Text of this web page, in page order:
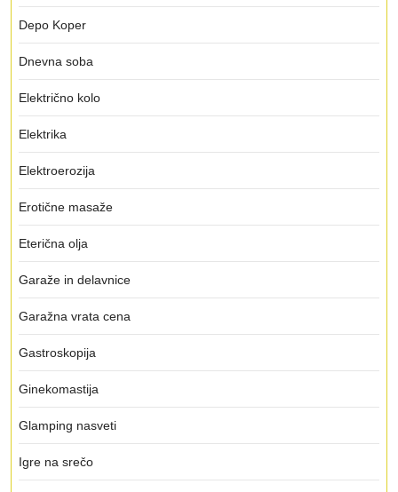
Depo Koper
Dnevna soba
Električno kolo
Elektrika
Elektroerozija
Erotične masaže
Eterična olja
Garaže in delavnice
Garažna vrata cena
Gastroskopija
Ginekomastija
Glamping nasveti
Igre na srečo